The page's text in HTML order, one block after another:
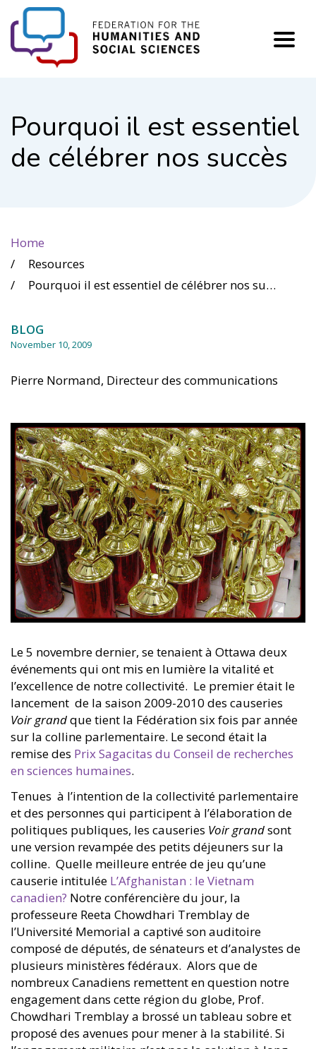
Pourquoi il est essentiel
de célébrer nos succès
Home
Resources
Pourquoi il est essentiel de célébrer nos succès
BLOG
November 10, 2009
Pierre Normand, Directeur des communications
Le 5 novembre dernier, se tenaient à Ottawa deux
événements qui ont mis en lumière la vitalité et
l’excellence de notre collectivité. Le premier était le
lancement de la saison 2009-2010 des causeries
Voir grandque tient la Fédération six fois par année
sur la colline parlementaire. Le second était la
remise des Prix Sagacitas du Conseil de recherches
en sciences humaines.
Tenues à l’intention de la collectivité parlementaire
et des personnes qui participent à l’élaboration de
politiques publiques, les causeries Voir grandsont
une version revampée des petits déjeuners sur la
colline. Quelle meilleure entrée de jeu qu’une
causerie intitulée L’Afghanistan : le Vietnam
canadien? Notre conférencière du jour, la
professeure Reeta Chowdhari Tremblay de
l’Université Memorial a captivé son auditoire
composé de députés, de sénateurs et d’analystes de
plusieurs ministères fédéraux. Alors que de
nombreux Canadiens remettent en question notre
engagement dans cette région du globe, Prof.
Chowdhari Tremblay a brossé un tableau sobre et
proposé des avenues pour mener à la stabilité. Si